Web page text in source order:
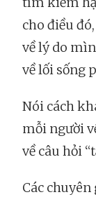
cho điều
về lý do
về lối sống
Nói cách
mỗi người
về câu hỏi
Các